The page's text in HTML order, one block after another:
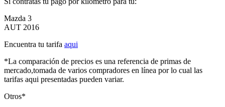
Mazda 3
AUT 2016
Encuentra tu tarifa aqui
*La comparación de precios es una referencia de primas de
mercado,tomada de varios compradores en línea por lo cual las
tarifas aqui presentadas pueden variar.
Otros*